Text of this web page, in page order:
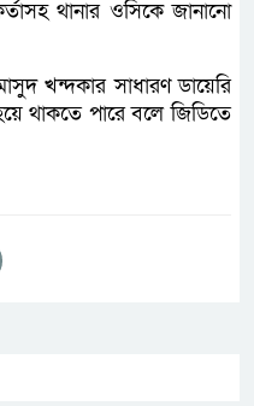
থানার ওসিকে জানানো
খন্দকার সাধারণ ডায়েরি
থাকতে পারে বলে জিডিতে